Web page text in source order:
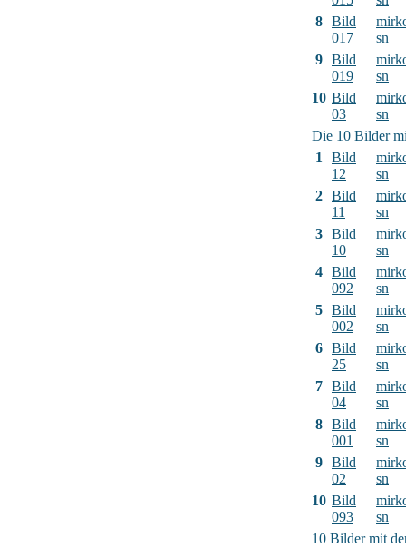
8 Bild
017
sn
9 Bild
019
sn
10 Bild
03
sn
Die 10 Bilder
1
Bild
12
sn
2 Bild
11
sn
3 Bild
10
sn
4 Bild
092
sn
5 Bild
002
sn
6 Bild
25
sn
7 Bild
04
sn
8 Bild
001
sn
9 Bild
02
sn
10 Bild
093
sn
10 Bilder mit